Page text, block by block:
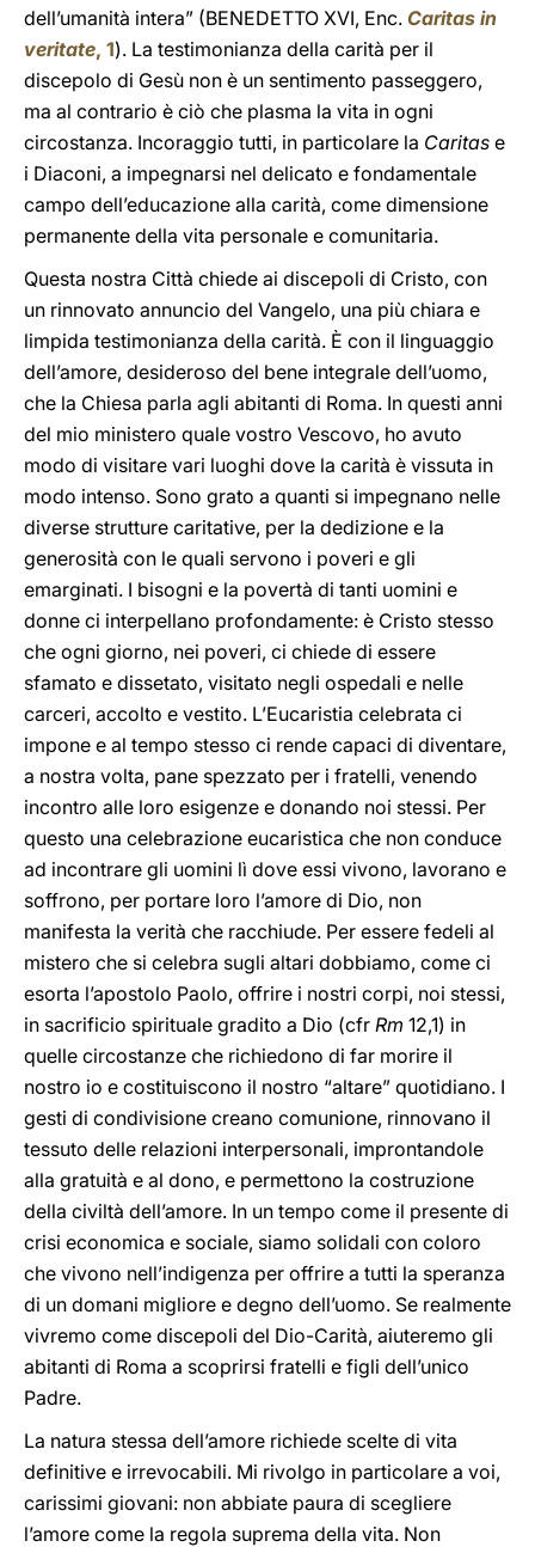
dell’umanità intera” (BENEDETTO XVI, Enc. Caritas in
veritate, 1). La testimonianza della carità per il
discepolo di Gesù non è un sentimento passeggero,
ma al contrario è ciò che plasma la vita in ogni
circostanza. Incoraggio tutti, in particolare la Caritas e
i Diaconi, a impegnarsi nel delicato e fondamentale
campo dell’educazione alla carità, come dimensione
permanente della vita personale e comunitaria.
Questa nostra Città chiede ai discepoli di Cristo, con
un rinnovato annuncio del Vangelo, una più chiara e
limpida testimonianza della carità. È con il linguaggio
dell’amore, desideroso del bene integrale dell’uomo,
che la Chiesa parla agli abitanti di Roma. In questi anni
del mio ministero quale vostro Vescovo, ho avuto
modo di visitare vari luoghi dove la carità è vissuta in
modo intenso. Sono grato a quanti si impegnano nelle
diverse strutture caritative, per la dedizione e la
generosità con le quali servono i poveri e gli
emarginati. I bisogni e la povertà di tanti uomini e
donne ci interpellano profondamente: è Cristo stesso
che ogni giorno, nei poveri, ci chiede di essere
sfamato e dissetato, visitato negli ospedali e nelle
carceri, accolto e vestito. L’Eucaristia celebrata ci
impone e al tempo stesso ci rende capaci di diventare,
a nostra volta, pane spezzato per i fratelli, venendo
incontro alle loro esigenze e donando noi stessi. Per
questo una celebrazione eucaristica che non conduce
ad incontrare gli uomini lì dove essi vivono, lavorano e
soffrono, per portare loro l’amore di Dio, non
manifesta la verità che racchiude. Per essere fedeli al
mistero che si celebra sugli altari dobbiamo, come ci
esorta l’apostolo Paolo, offrire i nostri corpi, noi stessi,
in sacrificio spirituale gradito a Dio (cfr Rm 12,1) in
quelle circostanze che richiedono di far morire il
nostro io e costituiscono il nostro “altare” quotidiano. I
gesti di condivisione creano comunione, rinnovano il
tessuto delle relazioni interpersonali, improntandole
alla gratuità e al dono, e permettono la costruzione
della civiltà dell’amore. In un tempo come il presente di
crisi economica e sociale, siamo solidali con coloro
che vivono nell’indigenza per offrire a tutti la speranza
di un domani migliore e degno dell’uomo. Se realmente
vivremo come discepoli del Dio-Carità, aiuteremo gli
abitanti di Roma a scoprirsi fratelli e figli dell’unico
Padre.
La natura stessa dell’amore richiede scelte di vita
definitive e irrevocabili. Mi rivolgo in particolare a voi,
carissimi giovani: non abbiate paura di scegliere
l’amore come la regola suprema della vita. Non